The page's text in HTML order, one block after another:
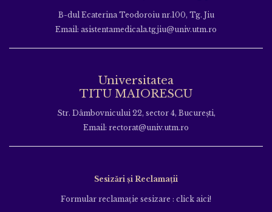
B-dul Ecaterina Teodoroiu nr.100, Tg. Jiu
Email: asistentamedicala.tgjiu@univ.utm.ro
Universitatea
TITU MAIORESCU
Str. Dâmbovnicului 22, sector 4, București,
Email: rectorat@univ.utm.ro
Sesizări și Reclamații
Formular reclamație sesizare : click aici!